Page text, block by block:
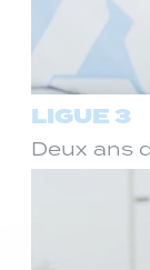
LIGUE 3
Deux ans